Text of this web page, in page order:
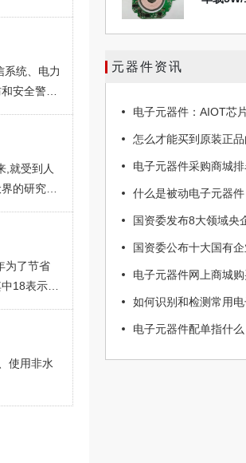
。所谓蓄
电气化学
系统、电力
安全警报
,就受到人
的研究热
子空穴
剩的空穴
光生电
池的工作
为了节省
18表示直
。锂离子
使用非水
元器件资讯
电子元器件：AIOT芯片应
怎么才能买到原装正品的
电子元器件采购商城排名
什么是被动电子元器件？
国资委发布8大领域央企科技创
国资委公布十大国有企业数字技
电子元器件网上商城
如何识别和检测常用电
电子元器件配单指什